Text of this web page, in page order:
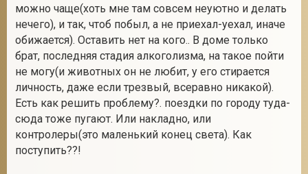
можно чаще(хоть мне там совсем неуютно и делать
нечего), и так, чтоб побыл, а не приехал-уехал, иначе
обижается). Оставить нет на кого.. В доме только
брат, последняя стадия алкоголизма, на такое пойти
не могу(и животных он не любит, у его стирается
личность, даже если трезвый, всеравно никакой).
Есть как решить проблему?. поездки по городу туда-
сюда тоже пугают. Или накладно, или
контролеры(это маленький конец света). Как
поступить??!